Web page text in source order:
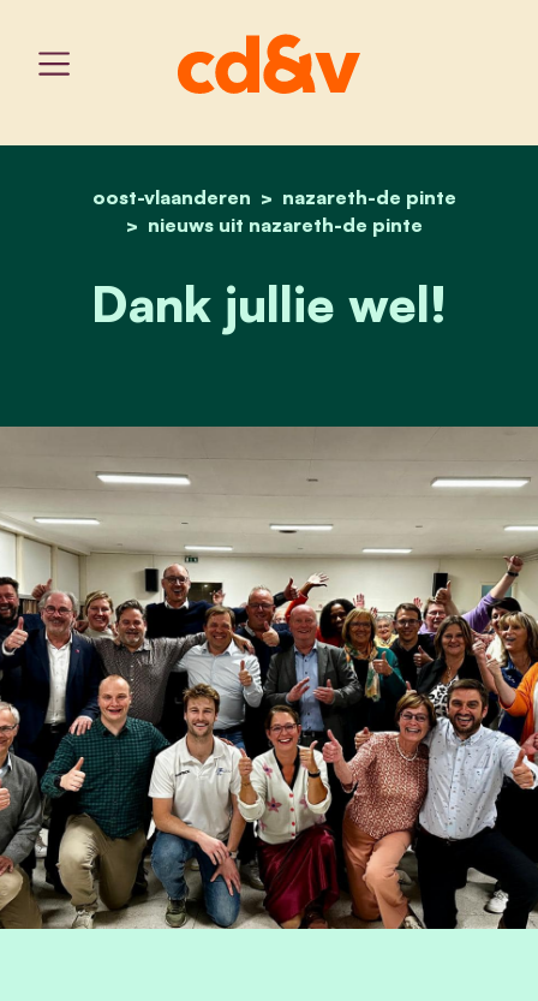
home
oost-vlaanderen
nazareth-de pinte
nieuws uit nazareth-de pinte
dank jullie wel!
Dank jullie wel!